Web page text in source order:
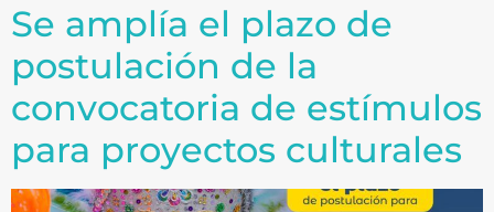
Se amplía el plazo de
postulación de la
convocatoria de estímulos
para proyectos culturales